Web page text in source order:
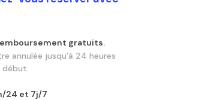
gratuits.
annulée jusqu'à 24 heures
début.
24 et 7j/7